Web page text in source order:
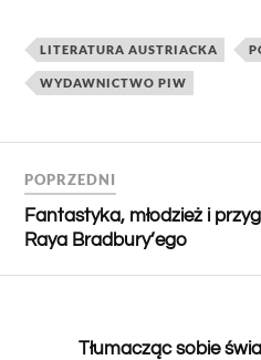
LITERATURA AUSTRIACKA
WYDAWNICTWO PIW
POPRZEDNI
Fantastyka, młodzież i
Raya Bradbury’ego
Tłumacząc sobie